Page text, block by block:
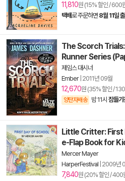
11,810원 (15% 할인 / 600
택배로 주문하면 8월 11일
The Scorch
Runner Series
제임스 대시너
Ember| 2011년 09월
12,670원 (35% 할인 /
양탄자배송 밤 11시 잠들기
Little Critter: First
e-Flap Book for
Mercer Mayer
HarperFestival 2009년
7,840원 (20% 할인 / 400